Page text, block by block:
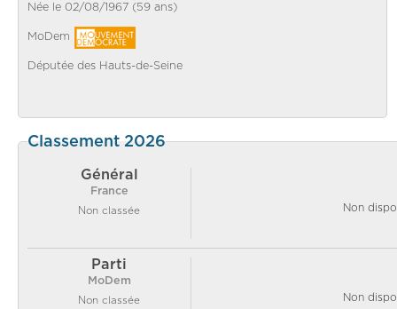
Née le 02/08/1967 (59 ans)
MoDem
Députée des Hauts-de-Seine
Classement 2026
Général
France
Non classée Non
Parti
MoDem
Non classée Non